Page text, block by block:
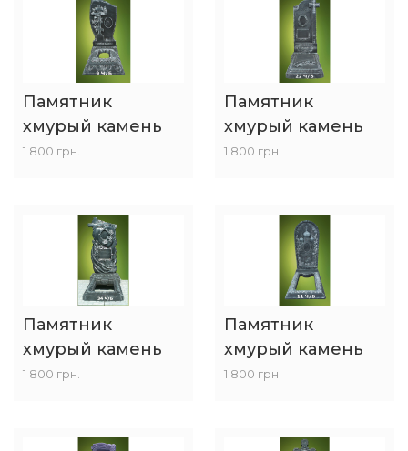
Памятник
хмурый камень
1 800 грн.
Памятник
хмурый камень
1 800 грн.
Памятник
хмурый камень
1 800 грн.
Памятник
хмурый камень
1 800 грн.